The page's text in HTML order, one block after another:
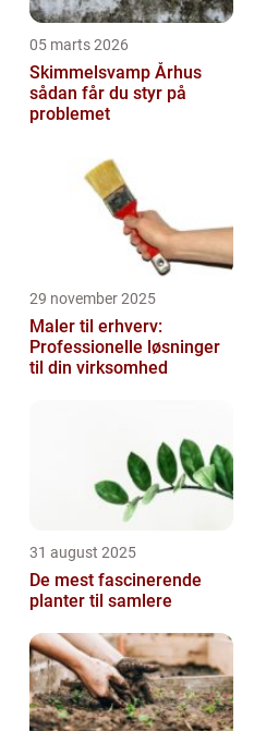
05 marts 2026
Skimmelsvamp Århus
sådan får du styr på
problemet
29 november 2025
Maler til erhverv:
Professionelle løsninger
til din virksomhed
31 august 2025
De mest fascinerende
planter til samlere